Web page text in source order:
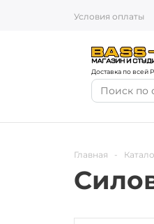
Условия оплаты
Доставка по всей
Главная -